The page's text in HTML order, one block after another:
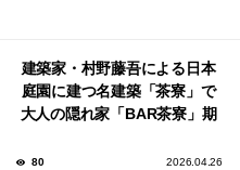
建築家・村野藤吾による日本
庭園に建つ名建築「茶寮」で
大人の隠れ家「BAR茶寮」期
80 2026.04.26